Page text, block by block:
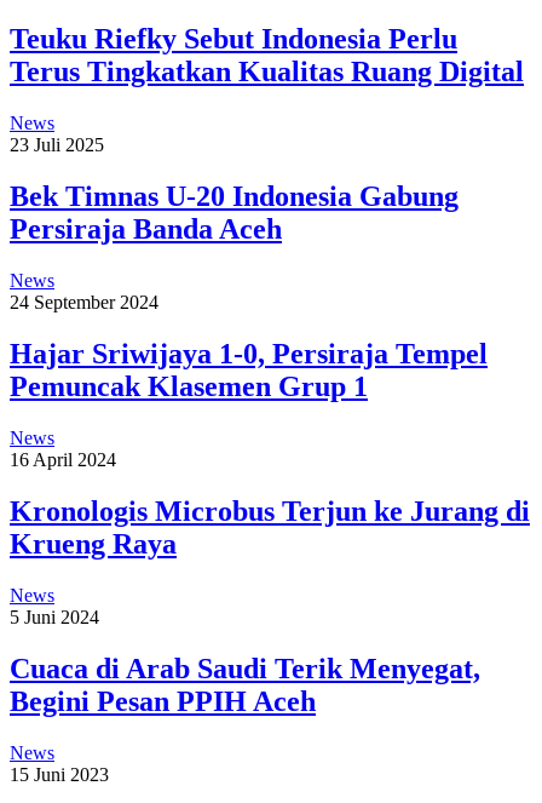
Teuku Riefky Sebut Indonesia Perlu
Terus Tingkatkan Kualitas Ruang Digital
News
23 Juli 2025
Bek Timnas U-20 Indonesia Gabung
Persiraja Banda Aceh
News
24 September 2024
Hajar Sriwijaya 1-0, Persiraja Tempel
Pemuncak Klasemen Grup 1
News
16 April 2024
Kronologis Microbus Terjun ke Jurang di
Krueng Raya
News
5 Juni 2024
Cuaca di Arab Saudi Terik Menyegat,
Begini Pesan PPIH Aceh
News
15 Juni 2023